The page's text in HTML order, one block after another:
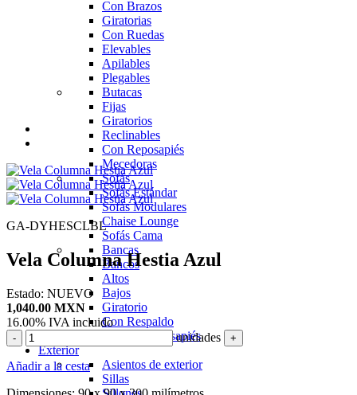
Con Brazos
Giratorias
Con Ruedas
Elevables
Apilables
Plegables
Butacas
Fijas
Giratorios
Reclinables
Con Reposapiés
Mecedoras
Sofás
Sofás Estándar
Sofás Modulares
Chaise Lounge
Sofás Cama
Bancas
Bancos
Altos
Bajos
Giratorio
Con Respaldo
Poufs y Reposapiés
Exterior
Asientos de exterior
Sillas
GA-DYHESCLBL
Vela Columna Hestia Azul
Estado: NUEVO
1,040.00 MXN
16.00% IVA incluido
- unidades +
Añadir a la cesta